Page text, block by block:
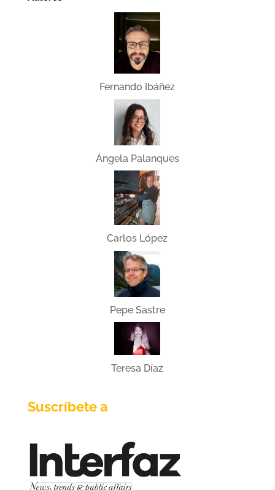
Fernando Ibáñez
Ángela Palanques
Carlos López
Pepe Sastre
Teresa Díaz
Suscríbete a